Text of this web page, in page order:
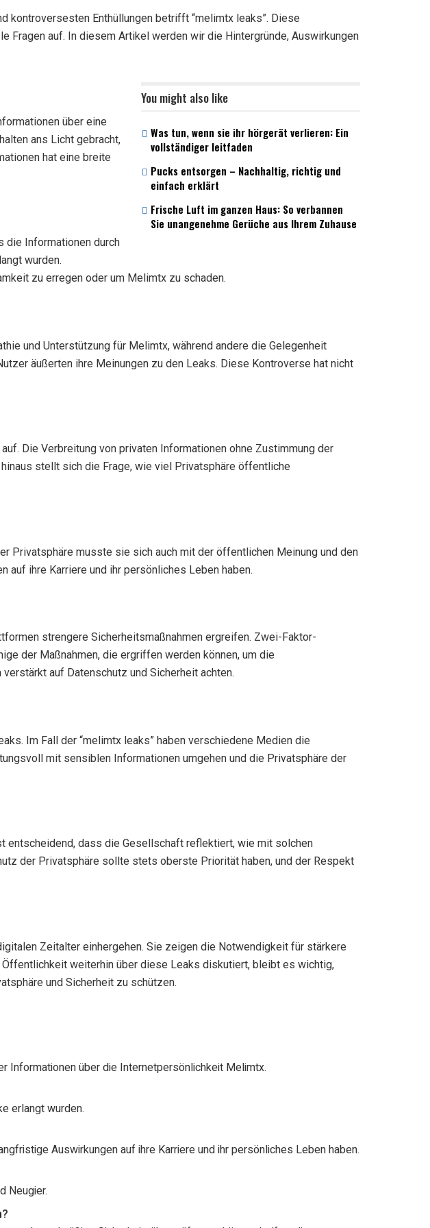
kontroversesten Enthüllungen betrifft “melimtx leaks”. Diese
Fragen auf. In diesem Artikel werden wir die Hintergründe, Auswirkungen
You might also like
Was tun, wenn sie ihr hörgerät verlieren: Ein
vollständiger leitfaden
Pucks entsorgen – Nachhaltig, richtig und
einfach erklärt
Frische Luft im ganzen Haus: So verbannen
Sie unangenehme Gerüche aus Ihrem Zuhause
über eine
ans Licht gebracht,
hat eine breite
die Informationen durch
wurden.
zu erregen oder um Melimtx zu schaden.
und Unterstützung für Melimtx, während andere die Gelegenheit
äußerten ihre Meinungen zu den Leaks. Diese Kontroverse hat nicht
Die Verbreitung von privaten Informationen ohne Zustimmung der
stellt sich die Frage, wie viel Privatsphäre öffentliche
Privatsphäre musste sie sich auch mit der öffentlichen Meinung und den
ihre Karriere und ihr persönliches Leben haben.
strengere Sicherheitsmaßnahmen ergreifen. Zwei-Faktor-
der Maßnahmen, die ergriffen werden können, um die
auf Datenschutz und Sicherheit achten.
Im Fall der “melimtx leaks” haben verschiedene Medien die
mit sensiblen Informationen umgehen und die Privatsphäre der
entscheidend, dass die Gesellschaft reflektiert, wie mit solchen
der Privatsphäre sollte stets oberste Priorität haben, und der Respekt
Zeitalter einhergehen. Sie zeigen die Notwendigkeit für stärkere
Öffentlichkeit weiterhin über diese Leaks diskutiert, bleibt es wichtig,
und Sicherheit zu schützen.
Informationen über die Internetpersönlichkeit Melimtx.
erlangt wurden.
Auswirkungen auf ihre Karriere und ihr persönliches Leben haben.
Neugier.